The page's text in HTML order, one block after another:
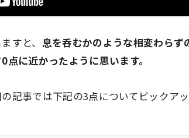
すと、 息を呑むかのような相変わら
点に近かったように思います。
記事では下記の3点についてピックア